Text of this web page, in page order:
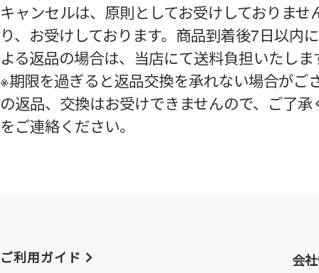
キャンセルは、原則としてお受けしておりま
り、お受けしております。商品到着後7⽇以
よる返品の場合は、当店にて送料負担いたしま
※期限を過ぎると返品交換を承れない場合が
の返品、交換はお受けできませんので、ご了
をご連絡ください。
ご利用ガイド 会